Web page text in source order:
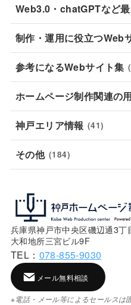
Web3.0・chatGPTなど
制作・運用に役立つWeb
参考になるWebサイト集
ホームページ制作関連の
神戸エリア情報 (41)
その他 (184)
兵庫県神戸市中央区磯辺通3丁
大和地所三宮ビル9F
TEL： 078-855-9030
メール無料相談
※電話・メール等によるセールスは